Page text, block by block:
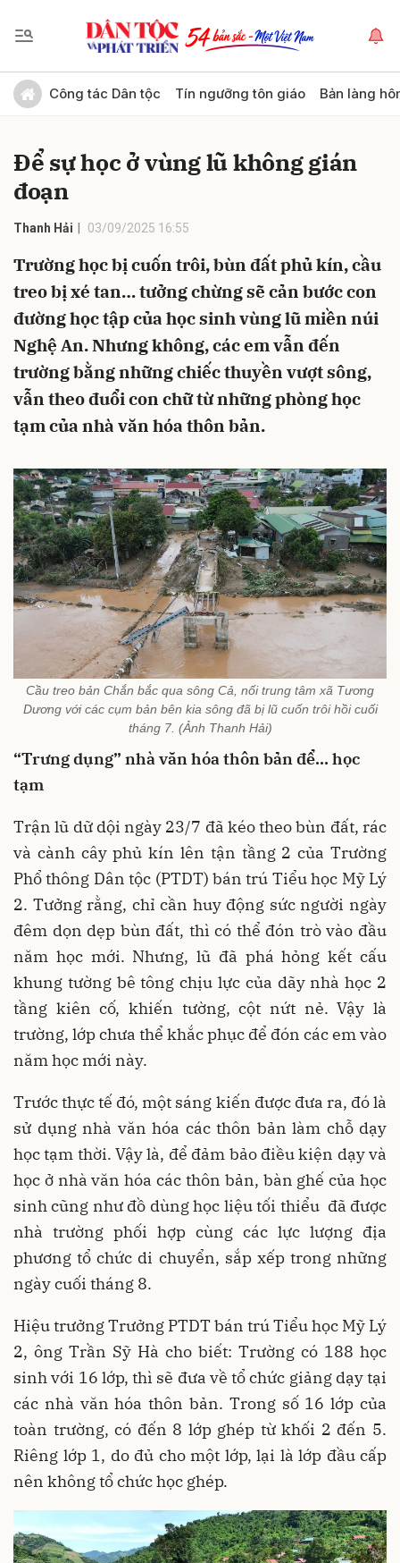
Công tác Dân tộc Tín ngưỡng tôn giáo Bản làng
Để sự học ở vùng lũ không gián
đoạn
Thanh Hải 03/09/2025 16:55
Trường học bị cuốn trôi, bùn đất phủ kín, cầu
treo bị xé tan… tưởng chừng sẽ cản bước con
đường học tập của học sinh vùng lũ miền núi
Nghệ An. Nhưng không, các em vẫn đến
trường bằng những chiếc thuyền vượt sông,
vẫn theo đuổi con chữ từ những phòng học
tạm của nhà văn hóa thôn bản.
Cầu treo bản Chắn bắc qua sông Cả, nối trung tâm xã Tương
Dương với các cụm bản bên kia sông đã bị lũ cuốn trôi hồi cuối
tháng 7. (Ảnh Thanh Hải)
“Trưng dụng” nhà văn hóa thôn bản để… học
tạm
Trận lũ dữ dội ngày 23/7 đã kéo theo bùn đất, rác
và cành cây phủ kín lên tận tầng 2 của Trường
Phổ thông Dân tộc (PTDT) bán trú Tiểu học Mỹ Lý
2. Tưởng rằng, chỉ cần huy động sức người ngày
đêm dọn dẹp bùn đất, thì có thể đón trò vào đầu
năm học mới. Nhưng, lũ đã phá hỏng kết cấu
khung tường bê tông chịu lực của dãy nhà học 2
tầng kiên cố, khiến tường, cột nứt nẻ. Vậy là
trường, lớp chưa thể khắc phục để đón các em vào
năm học mới này.
Trước thực tế đó, một sáng kiến được đưa ra, đó là
sử dụng nhà văn hóa các thôn bản làm chỗ dạy
học tạm thời. Vậy là, để đảm bảo điều kiện dạy và
học ở nhà văn hóa các thôn bản, bàn ghế của học
sinh cũng như đồ dùng học liệu tối thiểu đã được
nhà trường phối hợp cùng các lực lượng địa
phương tổ chức di chuyển, sắp xếp trong những
ngày cuối tháng 8.
Hiệu trưởng Trưởng PTDT bán trú Tiểu học Mỹ Lý
2, ông Trần Sỹ Hà cho biết: Trường có 188 học
sinh với 16 lớp, thì sẽ đưa về tổ chức giảng dạy tại
các nhà văn hóa thôn bản. Trong số 16 lớp của
toàn trường, có đến 8 lớp ghép từ khối 2 đến 5.
Riêng lớp 1, do đủ cho một lớp, lại là lớp đầu cấp
nên không tổ chức học ghép.
Gửi bình luận
Hủy Gửi